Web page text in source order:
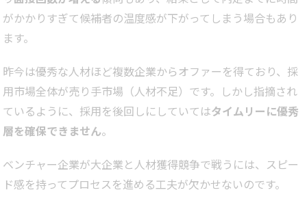
がかかりすぎて候補者の温度感が下がってしまう場合もあり
ます。
昨今は優秀な人材ほど複数企業からオファーを得ており、採
用市場全体が売り手市場（人材不足）です。しかし指摘され
ているように、採用を後回しにしていてはタイムリーに優秀
層を確保できません。
ベンチャー企業が大企業と人材獲得競争で戦うには、スピー
ド感を持ってプロセスを進める工夫が欠かせないのです。